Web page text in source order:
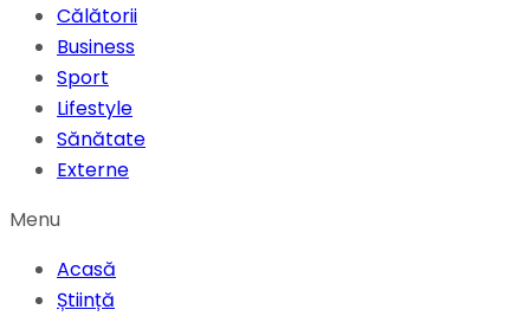
Călătorii
Business
Sport
Lifestyle
Sănătate
Externe
Menu
Acasă
Știință